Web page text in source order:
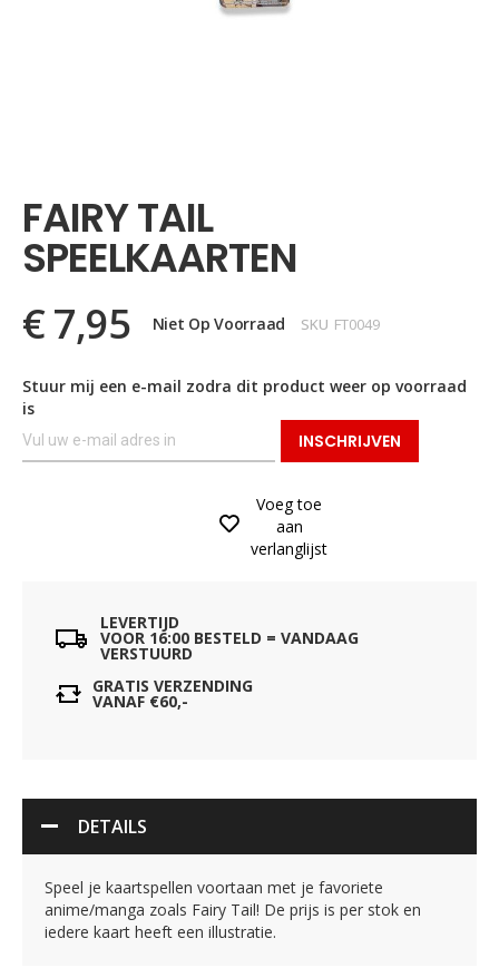
begin
van
de
afbeeldingen-
FAIRY TAIL
SPEELKAARTEN
€ 7,95 Niet Op Voorraad SKU FT0049
Stuur mij een e-mail zodra dit product weer op voorraad
is
INSCHRIJVEN
Voeg toe
aan
verlanglijst
LEVERTIJD
VOOR 16:00 BESTELD = VANDAAG
VERSTUURD
GRATIS VERZENDING
VANAF €60,-
DETAILS
Speel je kaartspellen voortaan met je favoriete
anime/manga zoals Fairy Tail! De prijs is per stok en
iedere kaart heeft een illustratie.